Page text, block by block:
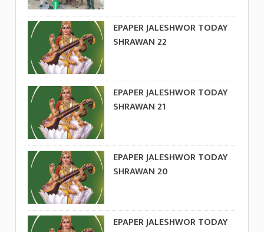
EPAPER JALESHWOR TODAY
SHRAWAN 22
EPAPER JALESHWOR TODAY
SHRAWAN 21
EPAPER JALESHWOR TODAY
SHRAWAN 20
EPAPER JALESHWOR TODAY